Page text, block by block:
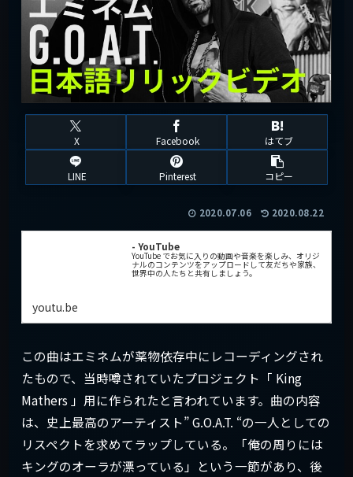
X Facebook はてブ
LINE Pinterest コピー
2020.07.06 2020.08.22
- YouTube
YouTube でお気に入りの動画や音楽を楽しみ、オリジ
ナルのコンテンツをアップロードして友だちや家族、
世界中の人たちと共有しましょう。
youtu.be
この曲はエミネムが薬物依存中にレコーディングされ
たもので、当時噂されていたプロジェクト「 King
Mathers 」用に作られたと言われています。曲の内容
は、史上最高のアーティスト” G.O.A.T. “の一人としての
リスペクトを求めてラップしている。「俺の周りには
キングのオーラが漂っている」という一節があり、後